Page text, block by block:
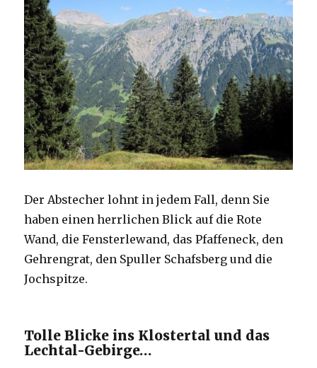
Der Abstecher lohnt in jedem Fall, denn Sie
haben einen herrlichen Blick auf die Rote
Wand, die Fensterlewand, das Pfaffeneck, den
Gehrengrat, den Spuller Schafsberg und die
Jochspitze.
Tolle Blicke ins Klostertal und das
Lechtal-Gebirge…